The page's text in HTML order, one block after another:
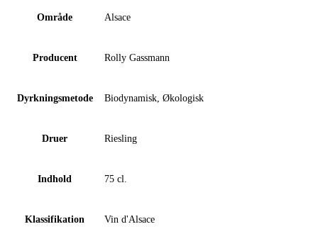
Område Alsace
Producent Rolly Gassmann
Dyrkningsmetode Biodynamisk, Økologisk
Druer Riesling
Indhold 75 cl.
Klassifikation Vin d'Alsace